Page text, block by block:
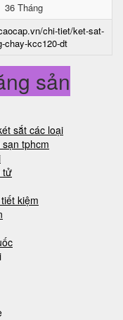
36 Tháng
chi-tiet/ket-sat-
chay-kcc120-dt
sản
sắt các loại
tphcm
tử
kiệm